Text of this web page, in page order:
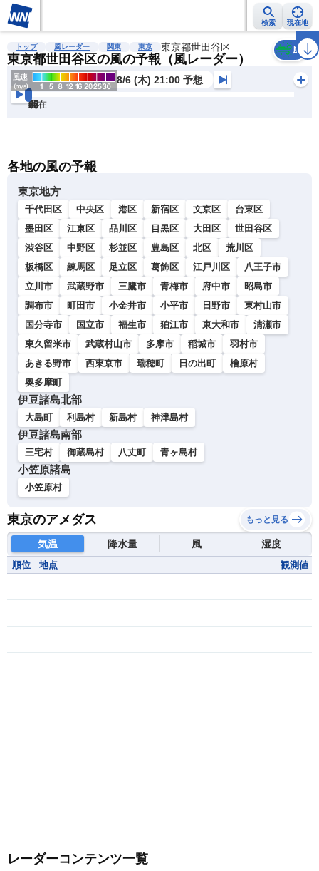
検索 現在地
雨雲レーダー 台風情報 地震情報 警報・注意報 2週間天気 ラ
トップ 風レーダー 関東 東京 東京都世田谷区
東京都世田谷区の風の予報（風レーダー）
風
8/6 (木) 21:00 予想
現在
6h
12
24
36
48
60
72
各地の風の予報
東京地方
千代田区 中央区 港区 新宿区 文京区
台東区
墨田区
江東区 品川区 目黒区 大田区
世田谷区
渋谷区
中野区 杉並区 豊島区 北区
荒川区
板橋区
練馬区 足立区 葛飾区 江戸川区
八王子市
立川市
武蔵野市 三鷹市 青梅市 府中市
昭島市
調布市
町田市 小金井市 小平市 日野市
東村山市
国分寺市
国立市 福生市 狛江市 東大和市
清瀬市
東久留米市
武蔵村山市 多摩市 稲城市
羽村市
あきる野市
西東京市 瑞穂町 日の出町
檜原村
奥多摩町
伊豆諸島北部
大島町 利島村 新島村 神津島村
伊豆諸島南部
三宅村 御蔵島村 八丈町 青ヶ島村
小笠原諸島
小笠原村
東京のアメダス もっと見る
気温 降水量 風 湿度
順位 地点 観測値
レーダーコンテンツ一覧